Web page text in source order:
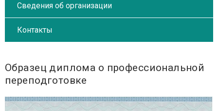
Сведения об организации
Контакты
Образец диплома о профессиональной
переподготовке